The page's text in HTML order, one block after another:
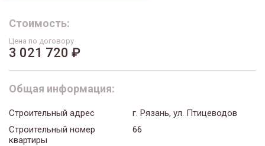
Стоимость:
Цена по договору
3 021 720 ₽
Общая информация:
Строительный адрес
г. Рязань, ул. Птицеводов
Строительный номер
квартиры
66